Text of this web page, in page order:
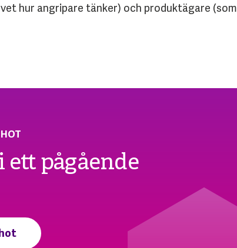
hur angripare tänker) och produktägare (som
pågående